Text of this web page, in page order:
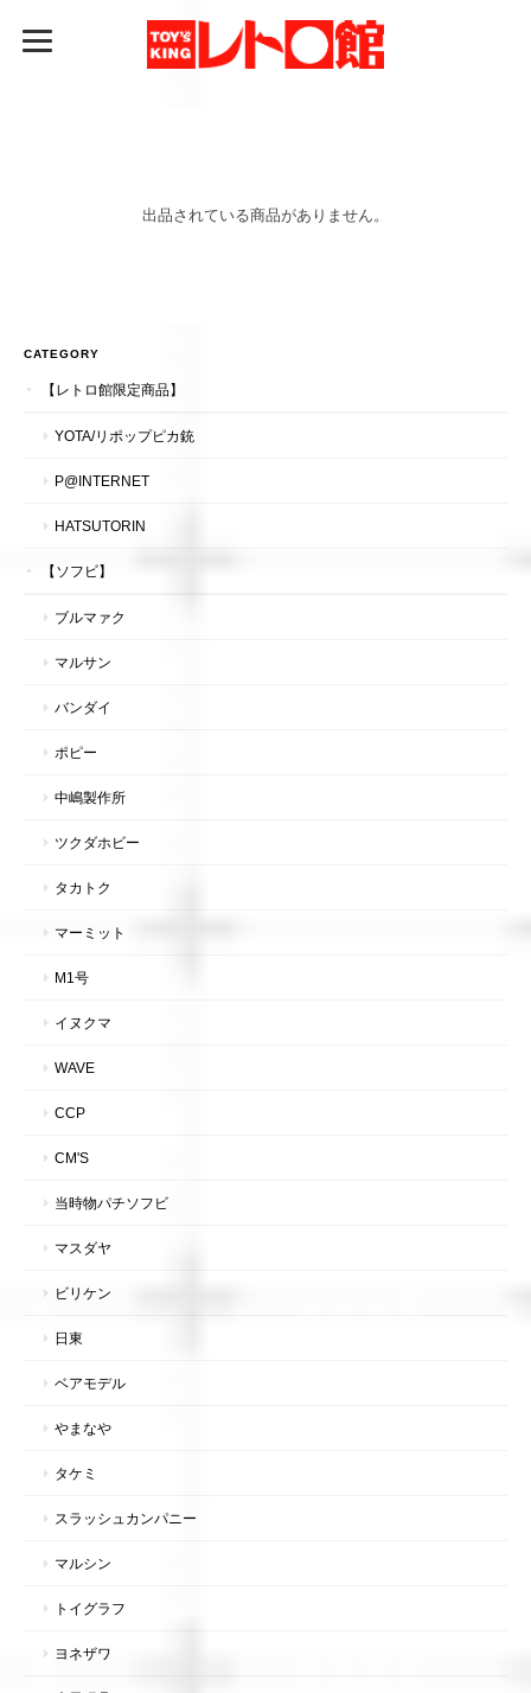
出品されている商品がありません。
CATEGORY
【レトロ館限定商品】
YOTA/リポップピカ銃
P@INTERNET
HATSUTORIN
【ソフビ】
ブルマァク
マルサン
バンダイ
ポピー
中嶋製作所
ツクダホビー
タカトク
マーミット
M1号
イヌクマ
WAVE
CCP
CM'S
当時物パチソフビ
マスダヤ
ビリケン
日東
ベアモデル
やまなや
タケミ
スラッシュカンパニー
マルシン
トイグラフ
ヨネザワ